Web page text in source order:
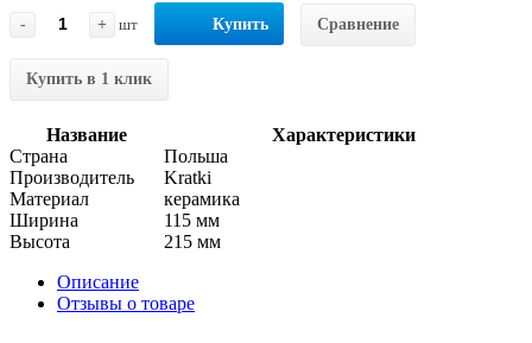
-
+ шт Купить Сравнение
Купить в 1 клик
Название
Характеристики
Страна
Польша
Производитель
Kratki
Материал
керамика
Ширина
115 мм
Высота
215 мм
Описание
Отзывы о товаре